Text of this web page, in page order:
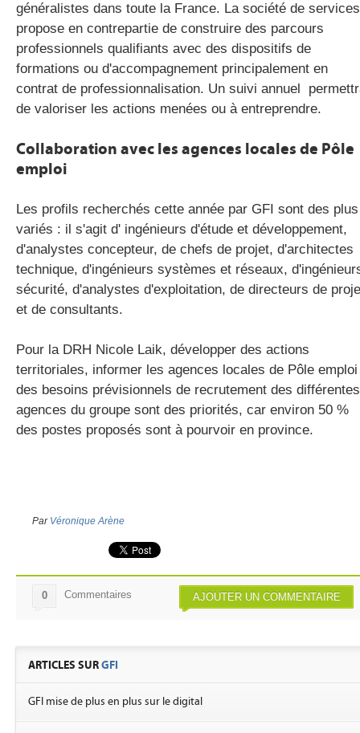
généralistes dans toute la France. La société de services
propose en contrepartie de construire des parcours
professionnels qualifiants avec des dispositifs de
formations ou d'accompagnement principalement en
contrat de professionnalisation. Un suivi annuel
de valoriser les actions menées ou à entreprendre.
Collaboration avec les agences locales de Pôle
emploi
Les profils recherchés cette année par GFI sont des plus
variés : il s'agit d' ingénieurs d'étude et développement,
d'analystes concepteur, de chefs de projet, d'architectes
technique, d'ingénieurs systèmes et réseaux,
sécurité, d'analystes d'exploitation, de directeurs de
et de consultants.
Pour la DRH Nicole Laik, développer des actions
territoriales, informer les agences locales de Pôle emploi
des besoins prévisionnels de recrutement des différentes
agences du groupe sont des priorités, car environ 50 %
des postes proposés sont à pourvoir en province.
Par Véronique Arène
AJOUTER UN COMMENTAIRE
0 Commentaires
ARTICLES SURGFI
GFI mise de plus en plus sur le digital